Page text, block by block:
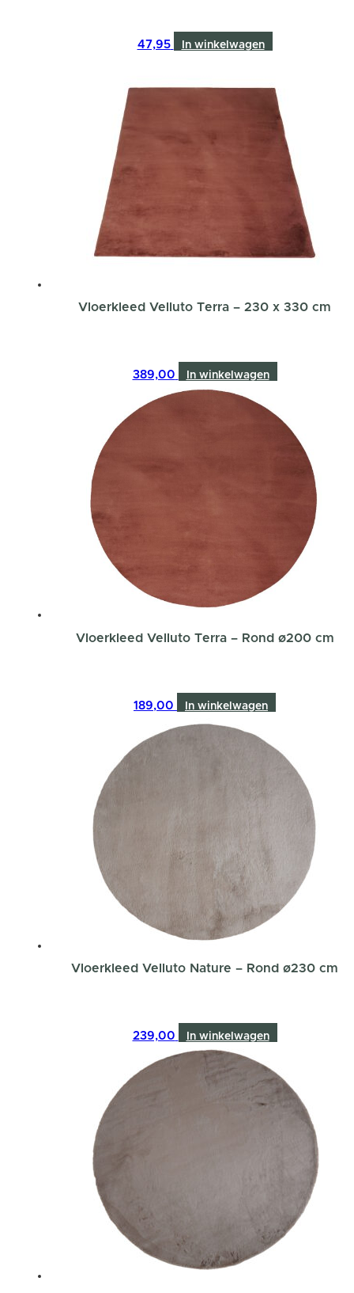
47,95 In winkelwagen
Vloerkleed Velluto Terra – 230 x 330 cm
389,00 In winkelwagen
Vloerkleed Velluto Terra – Rond ø200 cm
189,00 In winkelwagen
Vloerkleed Velluto Nature – Rond ø230 cm
239,00 In winkelwagen